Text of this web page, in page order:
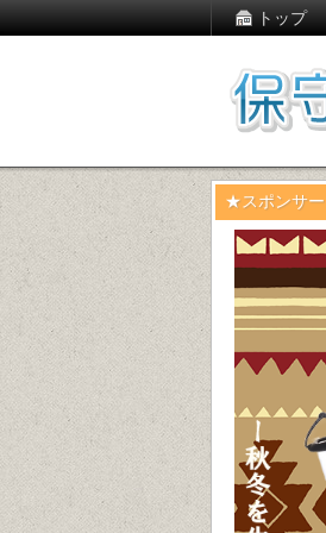
トップ
★スポンサー